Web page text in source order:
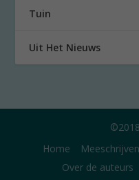
Tuin
Uit Het Nieuws
Home
Over de auteurs